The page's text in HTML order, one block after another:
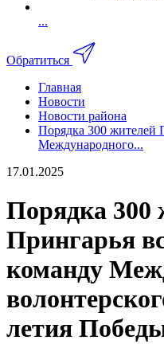
...
Обратиться
Главная
Новости
Новости района
Порядка 300 жителей
Международного...
17.01.2025
Порядка 300
Прингарья
команду
летия